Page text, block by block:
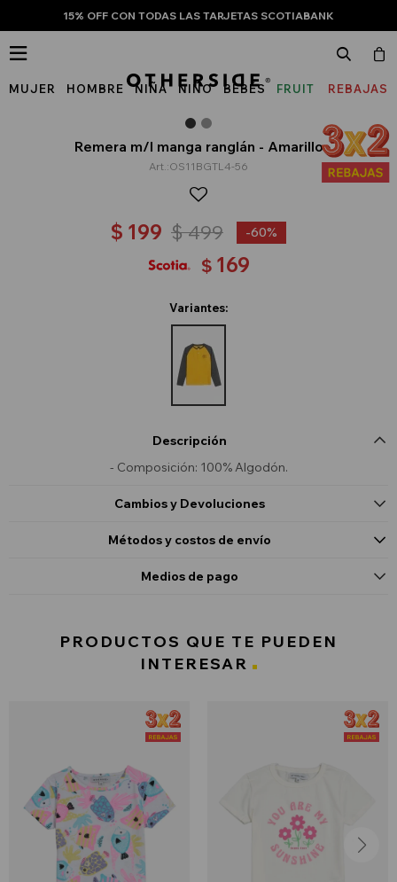
15% OFF CON TODAS LAS TARJETAS SCOTIABANK
MUJER HOMBRE NIÑA NIÑO BEBÉS
FRUIT
THE
REBAJAS

Remera m/l manga ranglán - Amarillo
OS11BGTL4-56
$ 199 $499 60
$ 169
Variantes:
Descripción
- Composición: 100% Algodón.
Cambios y Devoluciones
Métodos y costos de envío
Medios de pago
PRODUCTOS QUE TE PUEDEN
INTERESAR